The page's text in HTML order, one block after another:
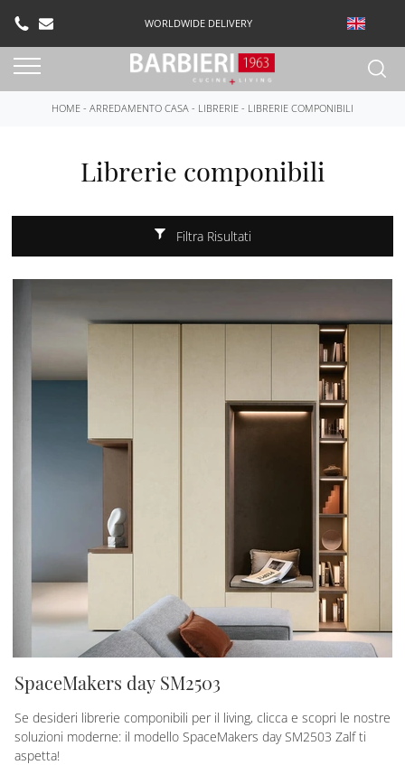
WORLDWIDE DELIVERY
HOME - ARREDAMENTO CASA - LIBRERIE - LIBRERIE COMPONIBILI
Librerie componibili
Filtra Risultati
SpaceMakers day SM2503
Se desideri librerie componibili per il living, clicca e scopri le nostre
soluzioni moderne: il modello SpaceMakers day SM2503 Zalf ti
aspetta!